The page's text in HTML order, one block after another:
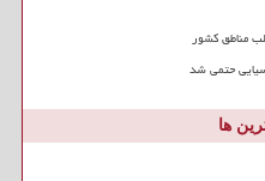
مناطق کشور
حتمی شد
ها